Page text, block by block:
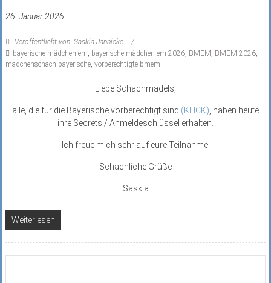
26. Januar 2026
Veröffentlicht von: Saskia Jannicke
bayerische mädchen em
bayerische mädchen em 2026, BMEM BMEM 2026,
mädchenschach bayerische, vorberechtigte bmem
Liebe Schachmädels,
alle, die für die Bayerische vorberechtigt sind (KLICK) , haben heute
ihre Secrets / Anmeldeschlüssel erhalten.
Ich freue mich sehr auf eure Teilnahme!
Schachliche Grüße
Saskia
Weiterlesen